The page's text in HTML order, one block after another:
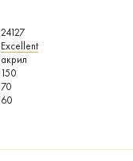
24127
Excellent
акрил
150
70
60